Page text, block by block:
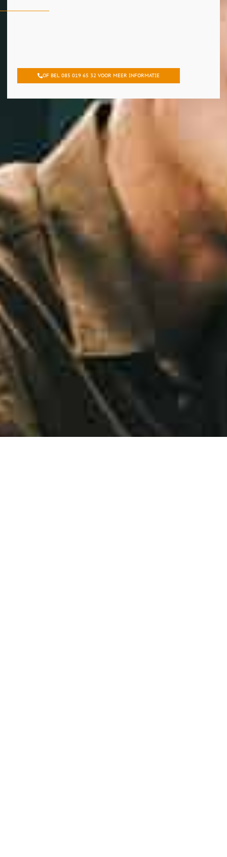
OF BEL 085 019 65 32 VOOR MEER INFORMATIE